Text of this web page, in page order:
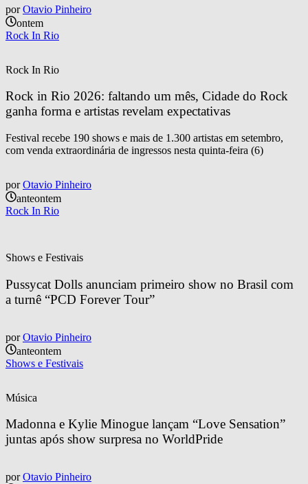
por Otavio Pinheiro
ontem
Rock In Rio
Rock In Rio
Rock in Rio 2026: faltando um mês, Cidade do Rock
ganha forma e artistas revelam expectativas
Festival recebe 190 shows e mais de 1.300 artistas em setembro,
com venda extraordinária de ingressos nesta quinta-feira (6)
por Otavio Pinheiro
anteontem
Rock In Rio
Shows e Festivais
Pussycat Dolls anunciam primeiro show no Brasil com
a turnê “PCD Forever Tour”
por Otavio Pinheiro
anteontem
Shows e Festivais
Música
Madonna e Kylie Minogue lançam “Love Sensation”
juntas após show surpresa no WorldPride
por Otavio Pinheiro